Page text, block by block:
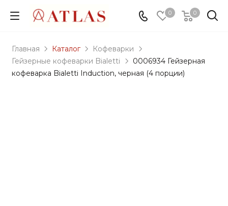
0 0
Главная Каталог
Кофеварки
Гейзерные кофеварки Bialetti
0006934 Гейзерная
кофеварка Bialetti Induction, черная (4 порции)